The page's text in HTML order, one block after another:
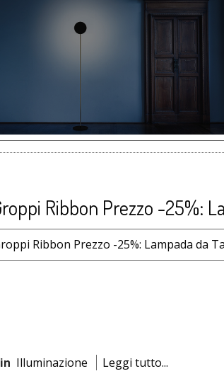
Ribbon Prezzo -25%:
Illuminazione Leggi tutto...